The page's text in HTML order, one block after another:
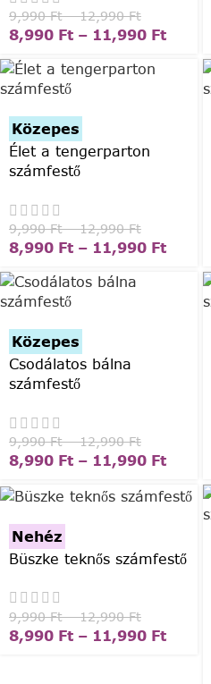
9,990Ft – 12,990Ft
8,990 Ft – 11,990 Ft
Közepes
Élet a tengerparton
számfestő
9,990Ft – 12,990Ft
8,990 Ft – 11,990 Ft
Közepes
Csodálatos bálna
számfestő
9,990Ft – 12,990Ft
8,990 Ft – 11,990 Ft
Nehéz
Büszke teknős számfestő
9,990Ft – 12,990Ft
8,990 Ft – 11,990 Ft